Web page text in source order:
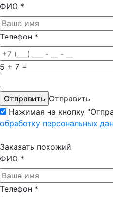
ФИО *
Телефон *
5 + 7 =
Отправить
Нажимая на кнопку
обработку персональных
Заказать похожий
ФИО *
Телефон *